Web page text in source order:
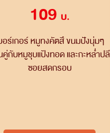
109 บ.
อร์เกอร์ หมูทงคัตสึ ขนมปังนุ่มๆ
คู่กับหมูชุบแป้งทอด และกะหล่ำปลี
ซอยสดกรอบ